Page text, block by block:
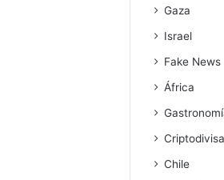
Gaza
Israel
Fake News
África
Chile